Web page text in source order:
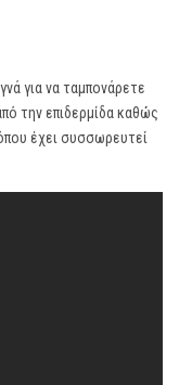
για να ταμπονάρετε
την επιδερμίδα καθώς
έχει συσσωρευτεί